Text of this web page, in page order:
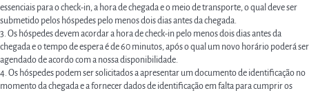
essenciais para o check-in, a hora de chegada e o meio de transporte, o qual deve ser
submetido pelos hóspedes pelo menos dois dias antes da chegada.
3. Os hóspedes devem acordar a hora de check-in pelo menos dois dias antes da
chegada e o tempo de espera é de 60 minutos, após o qual um novo horário poderá ser
agendado de acordo com a nossa disponibilidade.
4. Os hóspedes podem ser solicitados a apresentar um documento de identificação no
momento da chegada e a fornecer dados de identificação em falta para cumprir os